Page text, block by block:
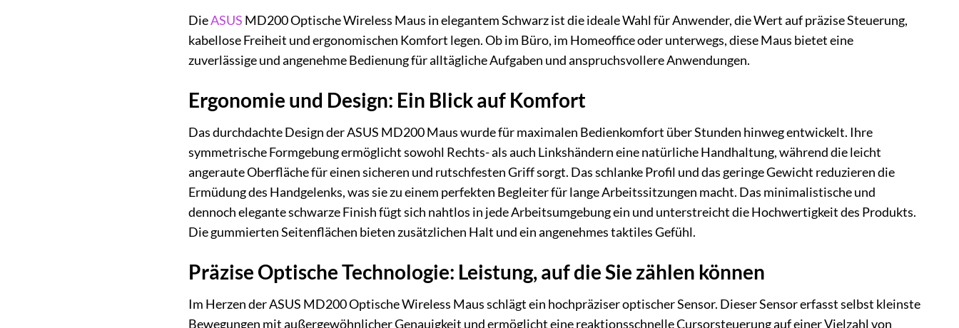
DieASUS MD200 Optische Wireless Maus in elegantem Schwarz ist die ideale Wahl für Anwender, die Wert auf präzise Steuerung,
kabellose Freiheit und ergonomischen Komfort legen. Ob im Büro, im Homeoffice oder unterwegs, diese Maus bietet eine
zuverlässige und angenehme Bedienung für alltägliche Aufgaben und anspruchsvollere Anwendungen.
Ergonomie und Design: Ein Blick auf Komfort
Das durchdachte Design der ASUS MD200 Maus wurde für maximalen Bedienkomfort über Stunden hinweg entwickelt. Ihre
symmetrische Formgebung ermöglicht sowohl Rechts- als auch Linkshändern eine natürliche Handhaltung, während die leicht
angeraute Oberfläche für einen sicheren und rutschfesten Griff sorgt. Das schlanke Profil und das geringe Gewicht reduzieren die
Ermüdung des Handgelenks, was sie zu einem perfekten Begleiter für lange Arbeitssitzungen macht. Das minimalistische und
dennoch elegante schwarze Finish fügt sich nahtlos in jede Arbeitsumgebung ein und unterstreicht die Hochwertigkeit des Produkts.
Die gummierten Seitenflächen bieten zusätzlichen Halt und ein angenehmes taktiles Gefühl.
Präzise Optische Technologie: Leistung, auf die Sie zählen können
Im Herzen der ASUS MD200 Optische Wireless Maus schlägt ein hochpräziser optischer Sensor. Dieser Sensor erfasst selbst kleinste
Bewegungen mit außergewöhnlicher Genauigkeit und ermöglicht eine reaktionsschnelle Cursorsteuerung auf einer Vielzahl von